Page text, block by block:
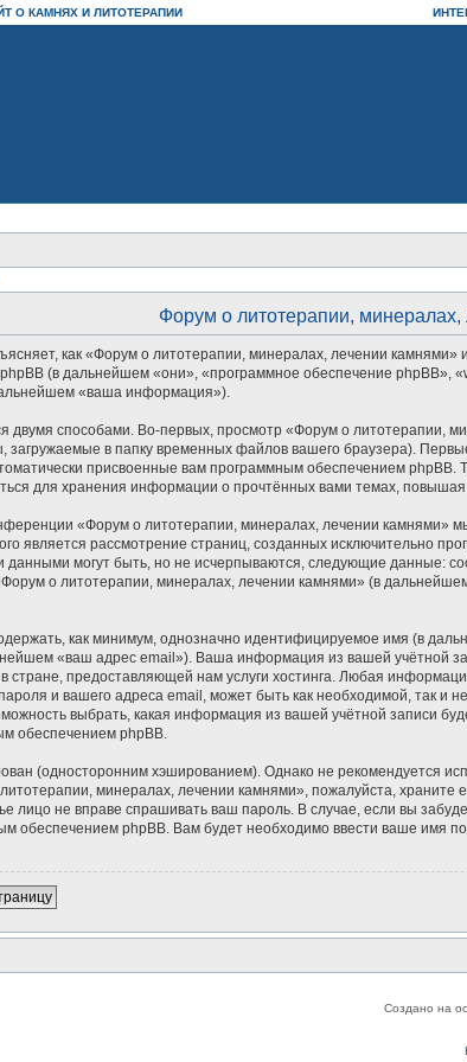
О КАМНЯХ И ЛИТОТЕРАПИИ
Форум о литотерапии,
как «Форум о литотерапии, минералах, лечении
(в дальнейшем «они», «программное обеспечение
«ваша информация»).
двумя способами. Во-первых, просмотр «Форум о литотерапии,
в папку временных файлов вашего браузера).
присвоенные вам программным обеспечением
для хранения информации о прочтённых вами темах,
«Форум о литотерапии, минералах, лечении
является рассмотрение страниц, созданных
данными могут быть, но не исчерпываются, следующие данные:
о литотерапии, минералах, лечении камнями» (в
как минимум, однозначно идентифицируемое имя (в
«ваш адрес email»). Ваша информация из вашей учётной
предоставляющей нам услуги хостинга. Любая
и вашего адреса email, может быть как необходимой, так
выбрать, какая информация из вашей учётной записи
обеспечением phpBB.
(односторонним хэшированием). Однако не рекомендуется
минералах, лечении камнями», пожалуйста, храните
лицо не вправе спрашивать ваш пароль. В случае, если вы
обеспечением phpBB. Вам будет необходимо ввести ваше имя
Создано на